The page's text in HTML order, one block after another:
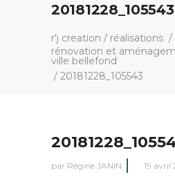
20181228_105543
r'j creation / réalisations /
rénovation et
ville bellefond
/ 20181228_105543
par Régine JANIN 19 avril